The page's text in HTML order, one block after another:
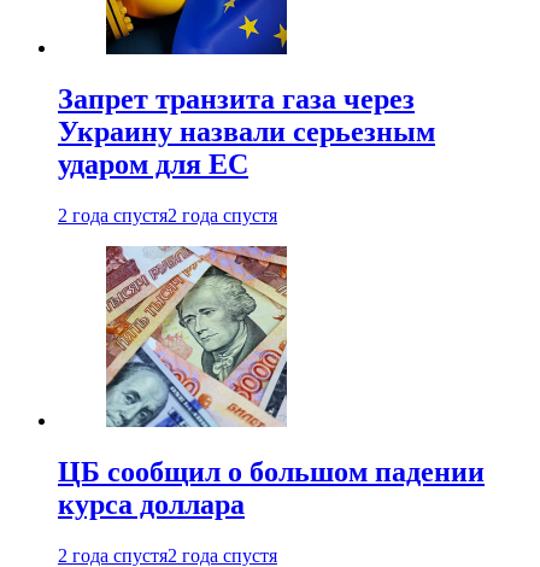
Запрет транзита газа через
Украину назвали серьезным
ударом для ЕС
2 года спустя2 года спустя
ЦБ сообщил о большом падении
курса доллара
2 года спустя2 года спустя